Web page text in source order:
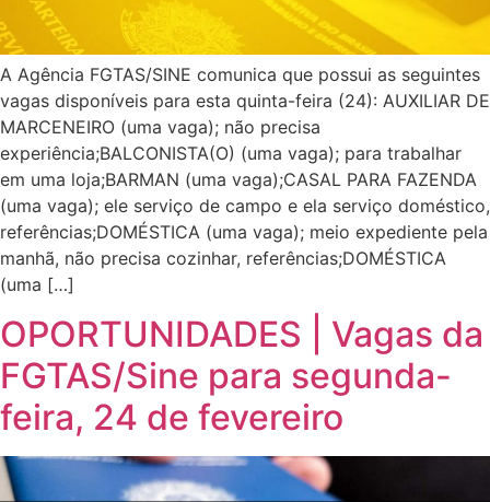
A Agência FGTAS/SINE comunica que possui as seguintes
vagas disponíveis para esta quinta-feira (24): AUXILIAR DE
MARCENEIRO (uma vaga); não precisa
experiência;BALCONISTA(O) (uma vaga); para trabalhar
em uma loja;BARMAN (uma vaga);CASAL PARA FAZENDA
(uma vaga); ele serviço de campo e ela serviço doméstico,
referências;DOMÉSTICA (uma vaga); meio expediente pela
manhã, não precisa cozinhar, referências;DOMÉSTICA
(uma […]
OPORTUNIDADES | Vagas da
FGTAS/Sine para segunda-
feira, 24 de fevereiro